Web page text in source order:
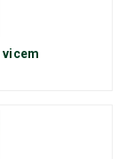
vicem